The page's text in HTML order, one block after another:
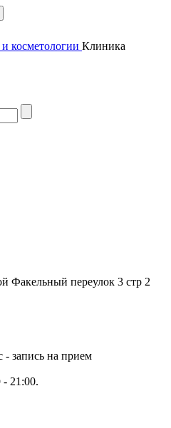
Клиника
Факельный переулок 3 стр 2
21:00.